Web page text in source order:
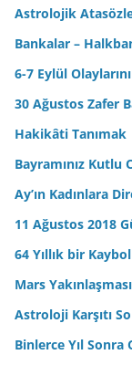
Astrolojik
Bankalar –
6-7 Eylül
30 Ağustos Zafer
Hakikâti Tanımak
Bayramınız Kutlu
Ay’ın Kadınlara
11 Ağustos 2018
64 Yıllık bir
Mars
Astroloji Karşıtı
Binlerce Yıl Sonra